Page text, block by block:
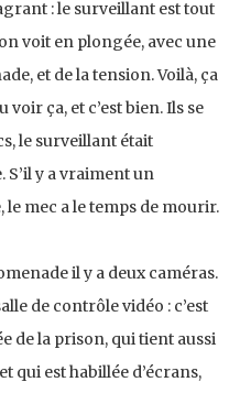
: le surveillant est tout
voit en plongée, avec une
et de la tension. Voilà, ça
voir ça, et c’est bien. Ils se
le surveillant était
y a vraiment un
le mec a le temps de mourir.
il y a deux caméras.
de contrôle vidéo : c’est
de la prison, qui tient aussi
qui est habillée d’écrans,